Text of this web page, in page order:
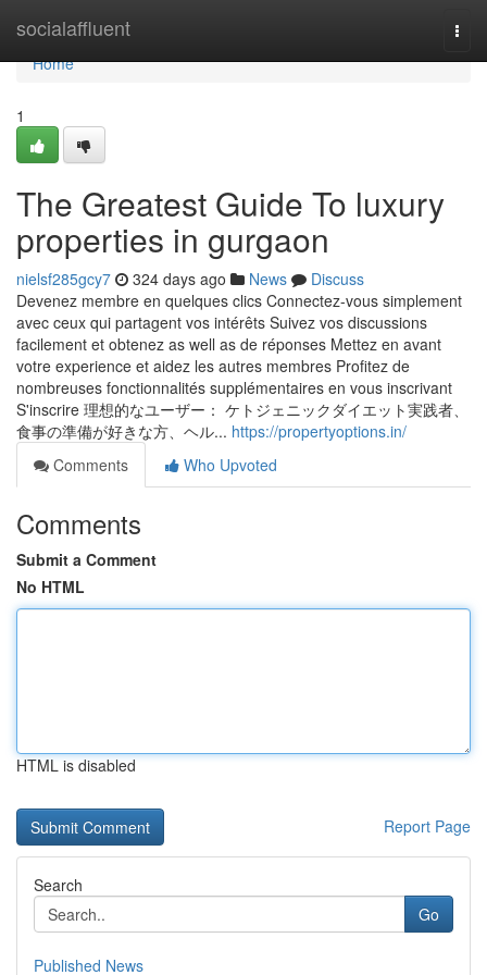
socialaffluent
Home
Home
1
The Greatest Guide To luxury
properties in gurgaon
nielsf285gcy7 324 days ago News
Discuss
Devenez membre en quelques clics Connectez-vous simplement
avec ceux qui partagent vos intérêts Suivez vos discussions
facilement et obtenez as well as de réponses Mettez en avant
votre experience et aidez les autres membres Profitez de
nombreuses fonctionnalités supplémentaires en vous inscrivant
S'inscrire 理想的なユーザー： ケトジェニックダイエット実践者、
食事の準備が好きな方、ヘル... https://propertyoptions.in/
Comments
Who Upvoted
Comments
Submit a Comment
No HTML
HTML is disabled
Report Page
Search
Go
Published News